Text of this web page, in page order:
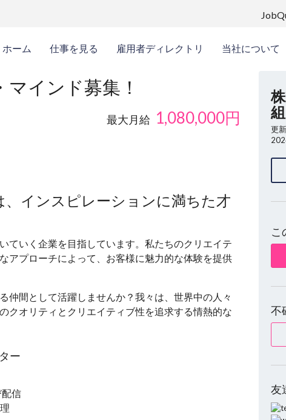
ホーム 仕事を見る 雇用者ディレクトリ 当社について
インド募集！
最大月給 1,080,000円
インスピレーションに満ちた才
ていく企業を目指しています。私たちのクリエイテ
アプローチによって、お客様に魅力的な体験を提供
仲間として活躍しませんか？我々は、世界中の人々
クオリティとクリエイティブ性を追求する情熱的な
ー
信
組
更
こ
不
友